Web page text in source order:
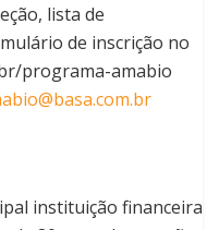
lista de
de inscrição no
programa-amabio
instituição financeira